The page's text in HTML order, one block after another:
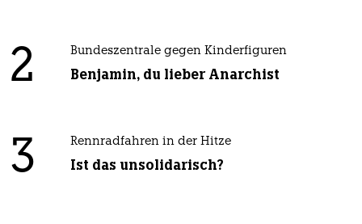
2 Bundeszentrale gegen Kinderfiguren
Benjamin, du lieber Anarchist
3 Rennradfahren in der Hitze
Ist das unsolidarisch?